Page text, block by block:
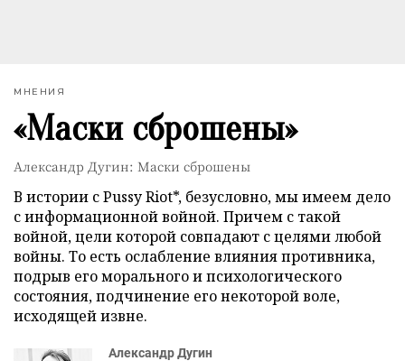
МНЕНИЯ
«Маски сброшены»
Александр Дугин: Маски сброшены
В истории с Pussy Riot*, безусловно, мы имеем дело
с информационной войной. Причем с такой
войной, цели которой совпадают с целями любой
войны. То есть ослабление влияния противника,
подрыв его морального и психологического
состояния, подчинение его некоторой воле,
исходящей извне.
Александр Дугин